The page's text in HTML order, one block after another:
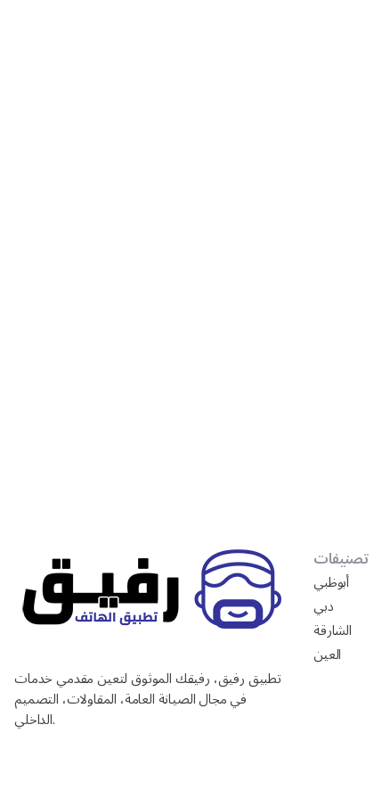
تطبيق رفيق، رفيقك الموثوق لتعين مقدمي خدمات
في مجال الصيانة العامة، المقاولات، التصميم
الداخلي.
تصنيفات
أبوظبي
دبي
الشارقة
العين